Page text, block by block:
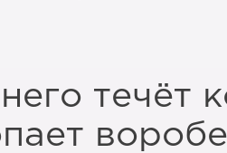
течёт